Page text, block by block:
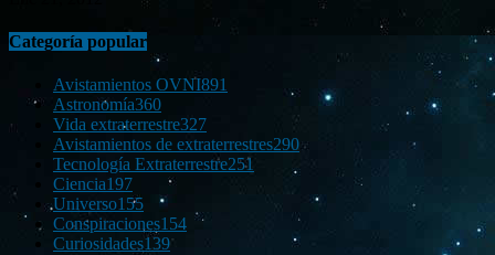
Categoría popular
Avistamientos OVNI891
Astronomía360
Vida extraterrestre327
Avistamientos de extraterrestres290
Tecnología Extraterrestre251
Ciencia197
Universo155
Conspiraciones154
Curiosidades139